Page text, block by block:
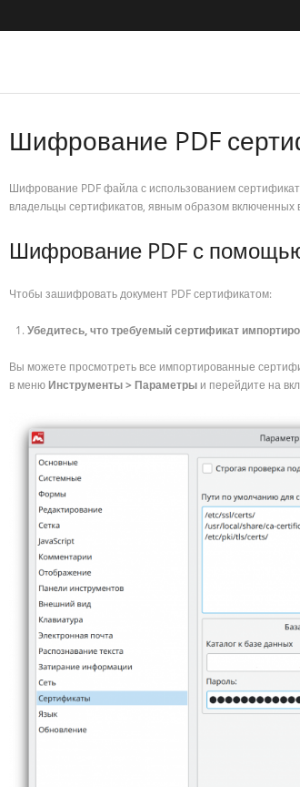
Шифрование PDF
Шифрование PDF файла с использованием
владельцы сертификатов, явным образом
Шифрование PDF с
Чтобы зашифровать документ PDF сертификатом:
Убедитесь, что требуемый сертификат
Вы можете просмотреть все импортированные
в менюИнструменты > Параметры и перейдите на